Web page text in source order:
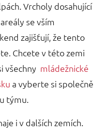
Vrcholy dosahující
se vším
zajišťují, že tento
Chcete v této zemi
všechny mládežnické
a vyberte si společně
týmu.
i v dalších zemích.